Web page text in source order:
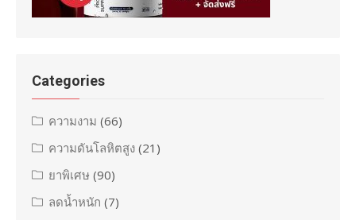
Categories
ความงาม (66)
ความดันโลหิตสูง (21)
ยาพิเศษ (90)
ลดน้ำหนัก (7)